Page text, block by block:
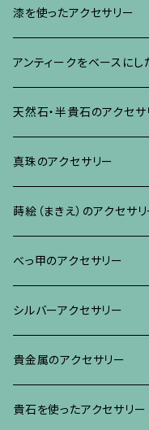
イヤリング・ピアス
ネックレス、その他
ブローチ
イヤリング、ピアス
ネックレス、ペンダント
ブレスレット、バングル、そ
漆を使ったアクセサリー
ブローチ
イヤリング・ピアス
ネックレス・ペンダント
リング
ブレスレット・バングル、そ
アンティークをベースに
ブローチ
イヤリング・ピアス
ネックレス、ペンダント
ブレスレット、その他
天然石・半貴石のアクセサ
ブローチ
イヤリング・ピアス
ネックレス、ペンダント
リング
ブレスレット、その他
真珠のアクセサリー
ブローチ
イヤリング・ピアス
ネックレス、ペンダント
リング
ブレスレット、その他
蒔絵（まきえ）のアクセサ
べっ甲に蒔絵のアクセサリ
ブローチ
イヤリング・ピアス
真珠に蒔絵のアクセサリー
ブローチ
イヤリング、ピアス
水晶に蒔絵のアクセサリー
ブローチ
朴の木やポプラに蒔絵のア
べっ甲のアクセサリー
ブローチ
イヤリング、ピアス
ネックレス、ペンダント
シルバーアクセサリー
ブローチ
イヤリング、ピアス
貴金属のアクセサリー
ブローチ
貴石を使ったアクセサリー